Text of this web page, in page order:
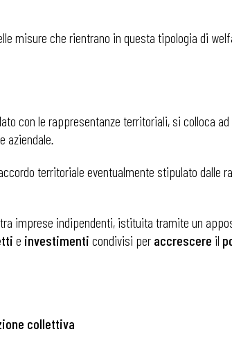
misure che rientrano in questa tipologia di
con le rappresentanze territoriali, si colloca
aziendale.
territoriale eventualmente stipulato
imprese indipendenti, istituita tramite un
e investimenti condivisi per accrescere il
collettiva